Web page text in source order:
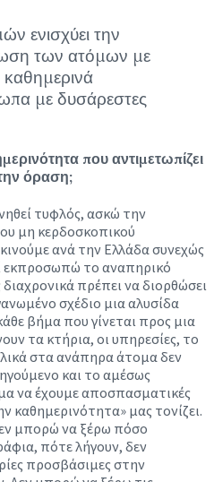
ενισχύει την
των ατόμων με
με δυσάρεστες
που αντιμετωπίζει
όραση;
τυφλός, ασκώ την
μη κερδοσκοπικού
ανά την Ελλάδα συνεχώς
εκπροσωπώ το αναπηρικό
πρέπει να διορθώσει
σχέδιο μια αλυσίδα
βήμα που γίνεται προς μια
τα κτήρια, οι υπηρεσίες, το
στα ανάπηρα άτομα δεν
και το αμέσως
να έχουμε αποσπασματικές
καθημερινότητα» μας τονίζει.
μπορώ να ξέρω πόσο
πότε λήγουν, δεν
προσβάσιμες στην